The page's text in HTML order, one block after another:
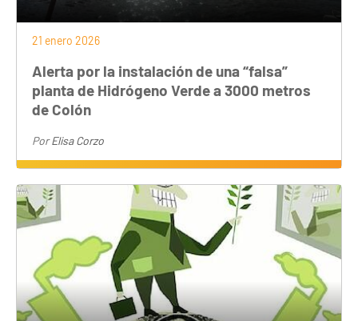
21 enero 2026
Alerta por la instalación de una “falsa”
planta de Hidrógeno Verde a 3000 metros
de Colón
PorElisa Corzo